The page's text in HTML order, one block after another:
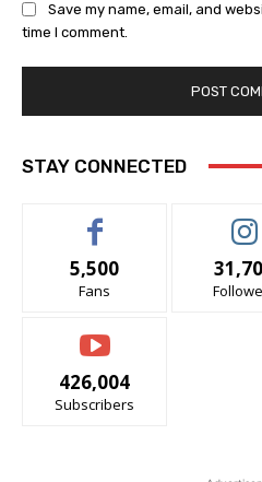
Save my name, email, and
time I comment.
STAY CONNECTED
5,500
Fans
426,004
Subscribers